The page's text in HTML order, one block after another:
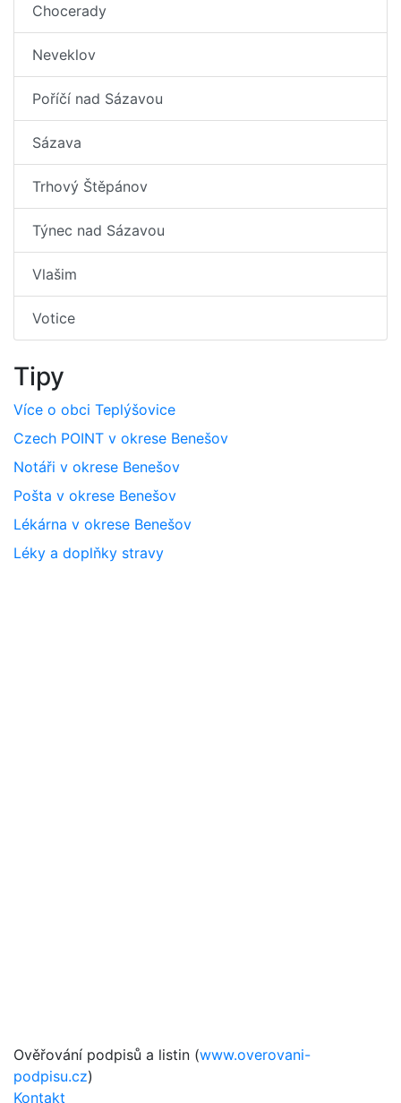
Chocerady
Neveklov
Poříčí nad Sázavou
Sázava
Trhový Štěpánov
Týnec nad Sázavou
Vlašim
Votice
Tipy
Více o obci Teplýšovice
Czech POINT v okrese Benešov
Notáři v okrese Benešov
Pošta v okrese Benešov
Lékárna v okrese Benešov
Léky a doplňky stravy
Ověřování podpisů a listin (www.overovani-
podpisu.cz)
Kontakt